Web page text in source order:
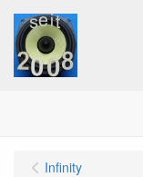
Infinity